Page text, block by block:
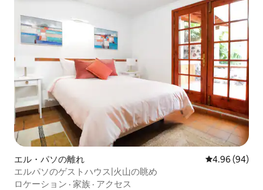
エル・パソの離れ レビュー94件
4.96 (94)
エルパソのゲストハウス|火山の眺め
ロケーション · 家族 · アクセス